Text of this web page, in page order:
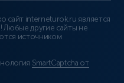
сайт interneturok.ru является
другие сайты не
источником
SmartCaptcha от